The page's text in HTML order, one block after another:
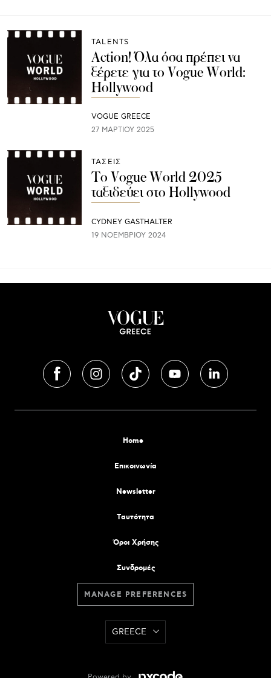
TALENTS
Action! Όλα όσα πρέπει να
ξέρετε για το Vogue World:
Hollywood
VOGUE GREECE
27 ΜΑΡΤΊΟΥ 2025
ΤΑΣΕΙΣ
Το Vogue World 2025
ταξιδεύει στο Hollywood
CYDNEY GASTHALTER
19 ΝΟΕΜΒΡΊΟΥ 2024
Home
Επικοινωνία
Newsletter
Tαυτότητα
Όροι Χρήσης
Συνδρομές
MANAGE PREFERENCES
GREECE